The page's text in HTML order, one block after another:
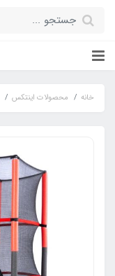
خانه محصولات اینتکس